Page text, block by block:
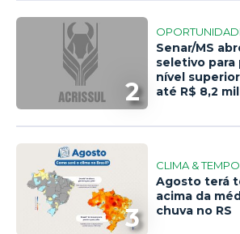
2
Senar/MS
seletivo para
nível
até R$ 8,2 mil
3
CLIMA & TEMPO
Agosto terá
acima da
chuva no RS